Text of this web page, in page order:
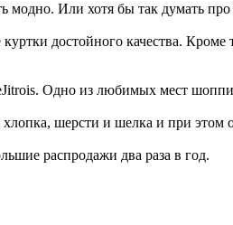
модно. Или хотя бы так думать про
достойного качества.
Одно из любимых мест
шерсти и шелка и при этом
распродажи два раза в год.